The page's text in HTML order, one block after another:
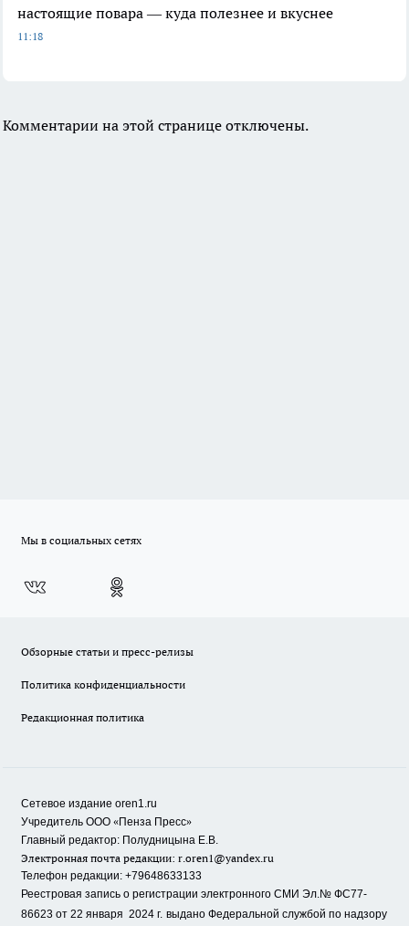
настоящие повара — куда полезнее и вкуснее
11:18
Комментарии на этой странице отключены.
Мы в социальных сетях
Обзорные статьи и пресс-релизы
Политика конфиденциальности
Редакционная политика
Сетевое издание oren1.ru
Учредитель ООО «Пенза Пресс»
Главный редактор: Полудницына Е.В.
Электронная почта редакции: r.oren1@yandex.ru
Телефон редакции: +79648633133
Реестровая запись о регистрации электронного СМИ Эл.№ ФС77-
86623 от 22 января 2024 г. выдано Федеральной службой по надзору